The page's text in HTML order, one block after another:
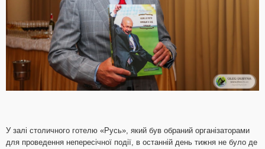
У залі столичного готелю «Русь», який був обраний організаторами
для проведення непересічної події, в останній день тижня не було де